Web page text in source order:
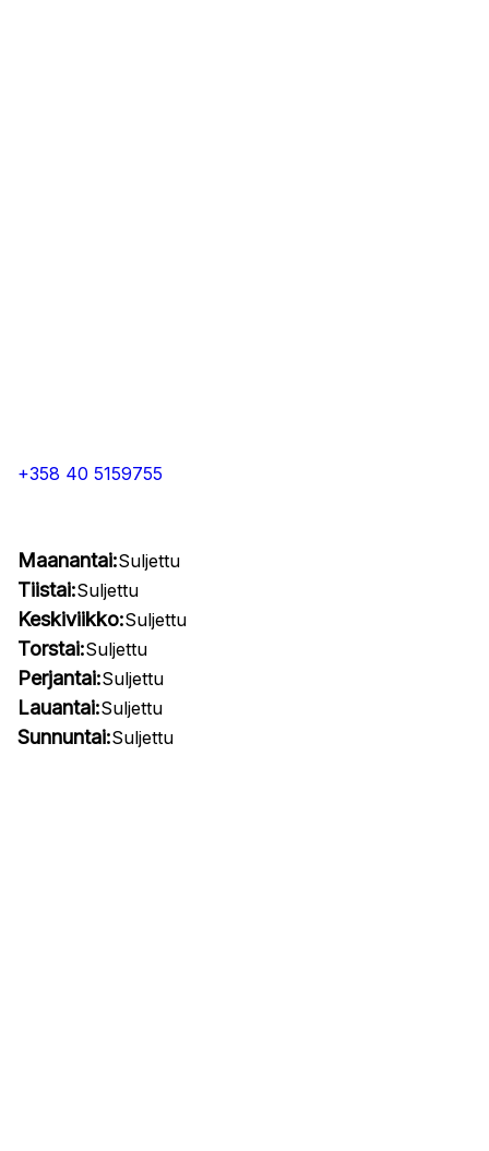
+358 40 5159755
Maanantai:Suljettu
Tiistai:Suljettu
Keskiviikko:Suljettu
Torstai:Suljettu
Perjantai:Suljettu
Lauantai:Suljettu
Sunnuntai:Suljettu